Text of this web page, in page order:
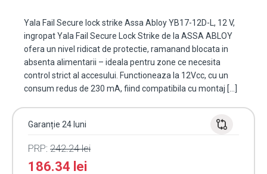
Yala Fail Secure lock strike Assa Abloy YB17-12D-L, 12 V,
ingropat Yala Fail Secure Lock Strike de la ASSA ABLOY
ofera un nivel ridicat de protectie, ramanand blocata in
absenta alimentarii – ideala pentru zone ce necesita
control strict al accesului. Functioneaza la 12Vcc, cu un
consum redus de 230 mA, fiind compatibila cu montaj […]
Garanție 24 luni
PRP: 242.24lei
186.34 lei